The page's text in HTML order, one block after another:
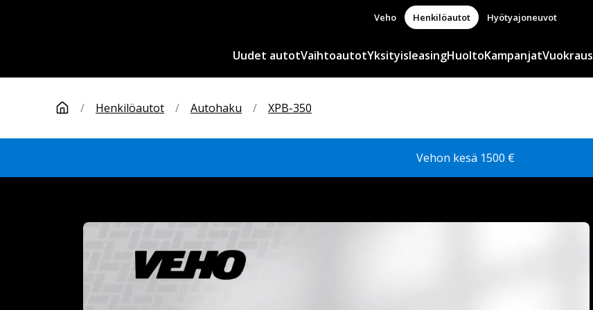
Veho Henkilöautot Hyötyajoneuvot
Uudet autotVaihtoautotYksityisleasingHuoltoKampanjatVuokraus
/ Henkilöautot / Autohaku / XPB-350
Vehon kesä 1500 €